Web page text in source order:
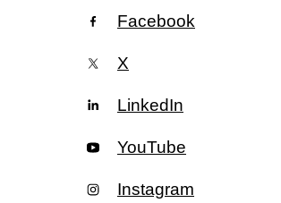
Facebook
X
LinkedIn
YouTube
Instagram